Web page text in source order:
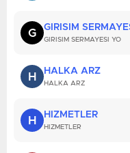
G GIRISIM
GIRISIM SERMAYESI YO
H HALKA ARZ
HALKA ARZ
H HIZMETLER
HIZMETLER